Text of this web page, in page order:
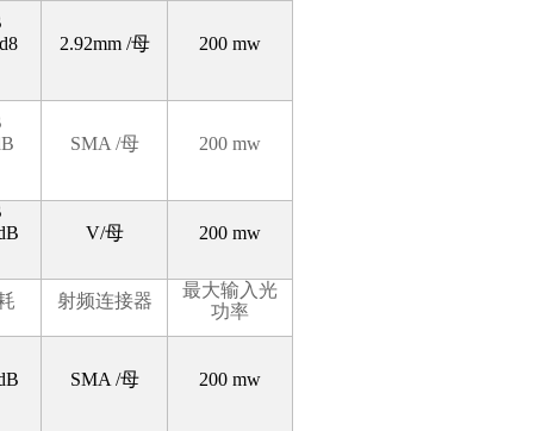
2.92mm /母 200 mw
SMA /母 200 mw
V/母 200 mw
射频连接器
最大输入光
功率
SMA /母 200 mw